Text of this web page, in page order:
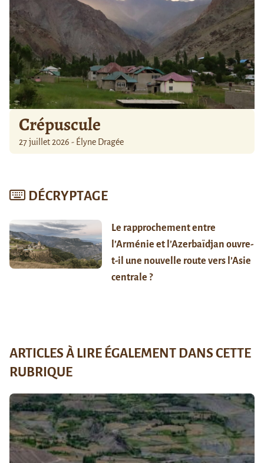
Crépuscule
27 juillet 2026 - Élyne Dragée
DÉCRYPTAGE
Le rapprochement entre
l’Arménie et l’Azerbaïdjan ouvre-
t-il une nouvelle route vers l’Asie
centrale ?
ARTICLES À LIRE ÉGALEMENT DANS CETTE
RUBRIQUE